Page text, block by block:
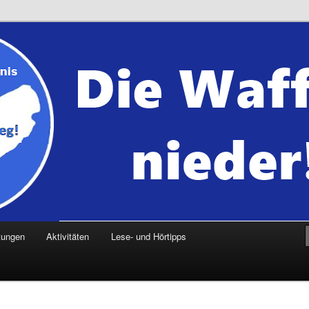
Aktivitäten Lese- und Hörtipps